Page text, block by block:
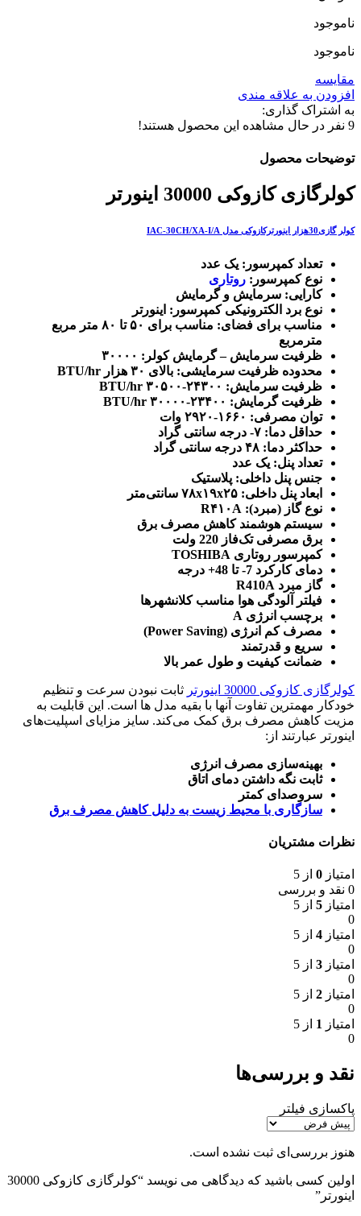
ناموجود
ناموجود
مقایسه
افزودن به علاقه مندی
به اشتراک گذاری:
9 نفر در حال مشاهده این محصول هستند!
توضیحات محصول
کولرگازی کازوکی 30000 اینورتر
کولر گازی30هزار اینورترکازوکی مدل IAC-30CH/XA-I/A
تعداد کمپرسور: یک عدد
نوع کمپرسور: روتاری
کارایی: سرمایش و گرمایش
نوع برد الکترونیکی کمپرسور: اینورتر
مناسب برای فضای: مناسب برای ۵۰ تا ۸۰ متر مربع
مترمربع
ظرفیت سرمایش – گرمایش کولر: ۳۰۰۰۰
محدوده ظرفیت سرمایشی: بالای ۳۰ هزار BTU/hr
ظرفیت سرمایش: ۲۴۳۰۰-۳۰۵۰۰ BTU/hr
ظرفیت گرمایش: ۲۳۴۰۰-۳۰۰۰۰ BTU/hr
توان مصرفی: ۱۶۶۰-۲۹۲۰ وات
حداقل دما: ۷- درجه سانتی گراد
حداکثر دما: ۴۸ درجه سانتی گراد
تعداد پنل: یک عدد
جنس پنل داخلی: پلاستیک
ابعاد پنل داخلی: ۷۸x۱۹x۲۵ سانتی‌متر
نوع گاز (مبرد): R۴۱۰A
سیستم هوشمند کاهش مصرف برق
برق مصرفی تک‌فاز 220 ولت
کمپرسور روتاری TOSHIBA
دمای کارکرد 7- تا 48+ درجه
گاز مبرد R410A
فیلتر آلودگی هوا مناسب کلانشهرها
برچسب انرژی A
مصرف کم انرژی (Power Saving)
سریع و قدرتمند
ضمانت کیفیت و طول عمر بالا
کولرگازی کازوکی 30000 اینورتر
ثابت نبودن سرعت و تنظیم
خودکار مهمترین تفاوت آنها با بقیه مدل ها است. این قابلیت به
مزیت کاهش مصرف برق کمک می‌کند. سایز مزایای اسپلیت‌های
اینورتر عبارتند از:
بهینه‌سازی مصرف انرژی
ثابت نگه داشتن دمای اتاق
سروصدای کمتر
سازگاری با محیط زیست به دلیل کاهش مصرف برق
نظرات مشتریان
امتیاز 0 از 5
0 نقد و بررسی
امتیاز 5 از 5
0
امتیاز 4 از 5
0
امتیاز 3 از 5
0
امتیاز 2 از 5
0
امتیاز 1 از 5
0
نقد و بررسی‌ها
پاکسازی فیلتر
هنوز بررسی‌ای ثبت نشده است.
اولین کسی باشید که دیدگاهی می نویسد “کولرگازی کازوکی 30000
اینورتر”